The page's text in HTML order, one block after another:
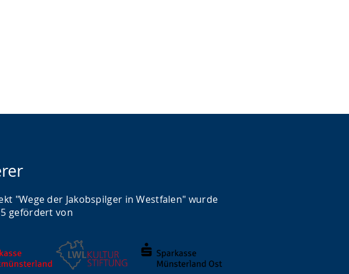
"Wege der Jakobspilger in Westfalen" wurde
gefördert von